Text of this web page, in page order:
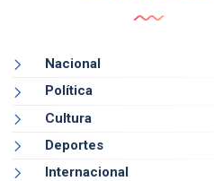
Nacional
Política
Cultura
Deportes
Internacional